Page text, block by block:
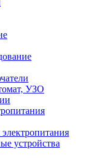
УЗО
устройства